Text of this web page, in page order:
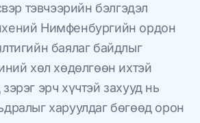
тэвчээрийн бэлгэдэл
Нимфенбургийн ордон
баялаг байдлыг
хөл хөдөлгөөн ихтэй
эрч хүчтэй захууд нь
харуулдаг бөгөөд орон